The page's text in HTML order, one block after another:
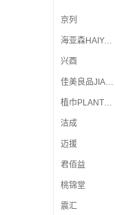
京列
海亚森HAIYASEN
兴酉
佳美良品JIAMEI LIANGPIN
植巾PLANTJIN
洁成
迈援
君佰益
桃锦堂
震汇